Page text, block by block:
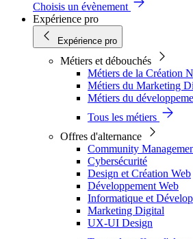
Choisis un évènement
Expérience pro
Expérience pro
Métiers et débouchés
Métiers de la Création
Métiers du Marketing
Métiers du
Tous les métiers
Offres d'alternance
Community
Cybersécurité
Design et Création Web
Développement Web
Informatique et
Marketing Digital
UX-UI Design